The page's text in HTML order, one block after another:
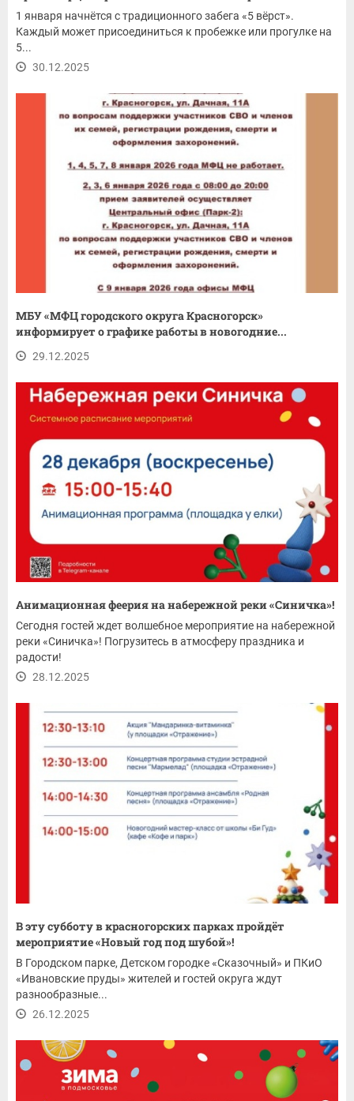
1 января начнётся с традиционного забега «5 вёрст».
Каждый может присоединиться к пробежке или прогулке на
5...
30.12.2025
МБУ «МФЦ городского округа Красногорск»
информирует о графике работы в новогодние...
29.12.2025
Анимационная феерия на набережной реки «Синичка»!
Сегодня гостей ждет волшебное мероприятие на набережной
реки «Синичка»! Погрузитесь в атмосферу праздника и
радости!
28.12.2025
В эту субботу в красногорских парках пройдёт
мероприятие «Новый год под шубой»!
В Городском парке, Детском городке «Сказочный» и ПКиО
«Ивановские пруды» жителей и гостей округа ждут
разнообразные...
26.12.2025